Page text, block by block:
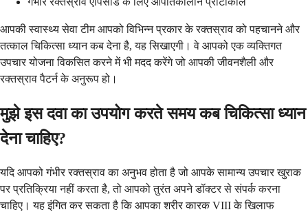
आपकी स्वास्थ्य सेवा टीम आपको विभिन्न प्रकार के रक्तस्राव को पहचानने और
तत्काल चिकित्सा ध्यान कब देना है, यह सिखाएगी। वे आपको एक व्यक्तिगत
उपचार योजना विकसित करने में भी मदद करेंगे जो आपकी जीवनशैली और
रक्तस्राव पैटर्न के अनुरूप हो।
मुझे इस दवा का उपयोग करते समय कब चिकित्सा ध्यान
देना चाहिए?
यदि आपको गंभीर रक्तस्राव का अनुभव होता है जो आपके सामान्य उपचार खुराक
पर प्रतिक्रिया नहीं करता है, तो आपको तुरंत अपने डॉक्टर से संपर्क करना
चाहिए। यह इंगित कर सकता है कि आपका शरीर कारक VIII के खिलाफ